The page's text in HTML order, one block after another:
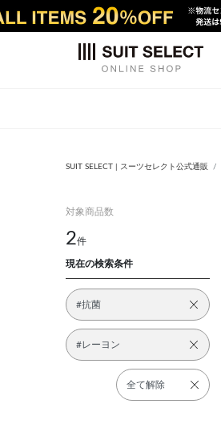
SUIT SELECT | スーツセレクト公式通販
対象商品数
2件
現在の検索条件
#抗菌
#レーヨン
全て解除